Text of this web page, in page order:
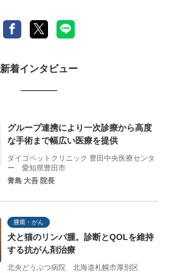
新着インタビュー
グループ連携により一次診療から高度
な手術まで幅広い医療を提供
ダイゴペットクリニック 豊田中央医療センタ
ー 愛知県豊田市
青島 大吾 院長
腫瘍・がん
犬と猫のリンパ腫。診断とQOLを維持
する抗がん剤治療
北央どうぶつ病院 北海道札幌市厚別区